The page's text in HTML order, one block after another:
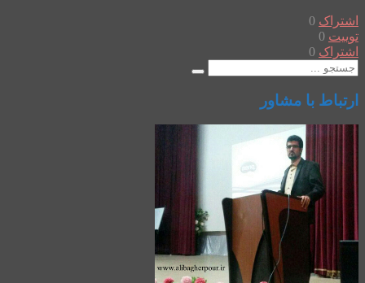
اشتراک 0
توییت 0
اشتراک 0
ارتباط با مشاور